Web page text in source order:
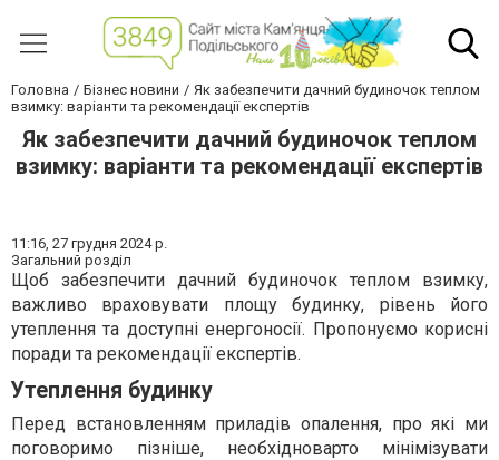
Головна Бізнес новини
Як забезпечити дачний будиночок теплом
взимку: варіанти та рекомендації експертів
Як забезпечити дачний будиночок теплом
взимку: варіанти та рекомендації експертів
11:16, 27 грудня 2024 р.
Загальний розділ
Щоб забезпечити дачний будиночок теплом взимку,
важливо враховувати площу будинку, рівень його
утеплення та доступні енергоносії. Пропонуємо корисні
поради та рекомендації експертів.
Утеплення будинку
Перед встановленням приладів опалення, про які ми
поговоримо пізніше, необхідноварто мінімізувати